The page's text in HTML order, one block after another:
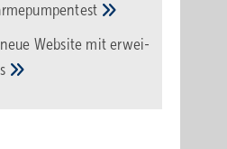
neue Web­site mit erwei­